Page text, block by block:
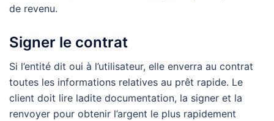
de revenu.
Signer le contrat
Si l’entité dit oui à l’utilisateur, elle enverra au contrat
toutes les informations relatives au prêt rapide. Le
client doit lire ladite documentation, la signer et la
renvoyer pour obtenir l’argent le plus rapidement